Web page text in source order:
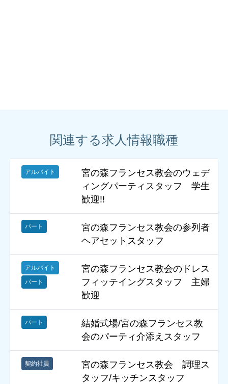
関連する求人情報職種
アルバイト
宮の森フランセス教会のウェデ
ィングパーティスタッフ 学生
歓迎!!
パート
宮の森フランセス教会の参列者
ヘアセットスタッフ
アルバイト
パート
宮の森フランセス教会のドレス
フィッテイングスタッフ 主婦
歓迎
パート
結婚式場/宮の森フランセス教
会のパーティ介添えスタッフ
契約社員
宮の森フランセス教会 調理ス
タッフ/キッチンスタッフ